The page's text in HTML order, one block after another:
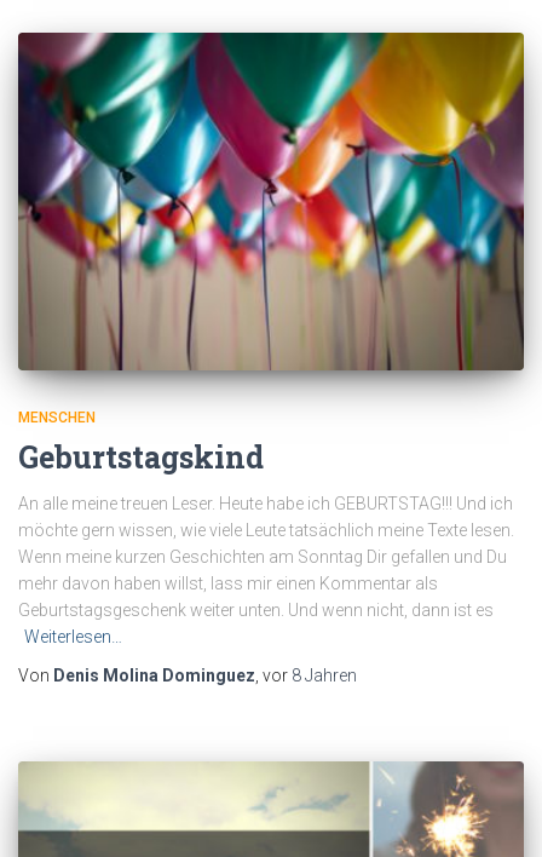
MENSCHEN
Geburtstagskind
An alle meine treuen Leser. Heute habe ich GEBURTSTAG!!! Und ich
möchte gern wissen, wie viele Leute tatsächlich meine Texte lesen.
Wenn meine kurzen Geschichten am Sonntag Dir gefallen und Du
mehr davon haben willst, lass mir einen Kommentar als
Geburtstagsgeschenk weiter unten. Und wenn nicht, dann ist es
Weiterlesen…
Von Denis Molina Dominguez , vor 8 Jahren